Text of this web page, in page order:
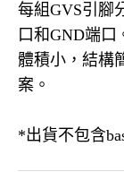
每組GVS引腳
口和GND端口
體積小，結構
案。
*出貨不包含